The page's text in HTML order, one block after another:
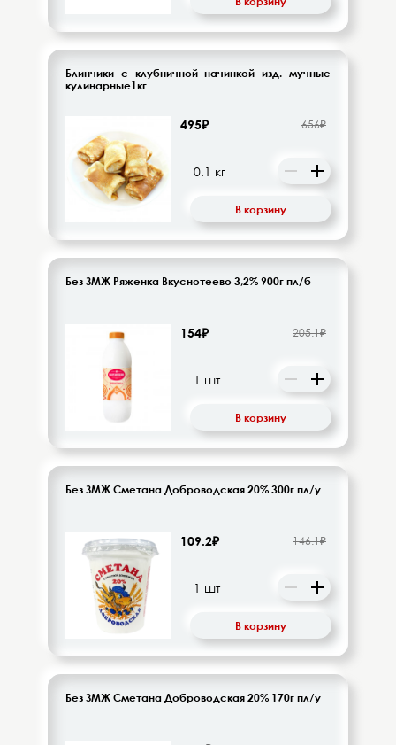
Десерты, напитки молочные
Диетическое питание
Изделия кондитерские
Орехи, цукаты, драже
Кофе и кофейные напитки
Детское питание
Овощи-фрукты
Сопутствующие товары
Блинчики с клубничной начинкой изд. мучные
кулинарные1кг
495₽ 656₽
В корзину
Без ЗМЖ Ряженка Вкуснотеево 3,2% 900г пл/б
154₽ 205.1₽
В корзину
Без ЗМЖ Сметана Доброводская 20% 300г пл/у
109.2₽ 146.1₽
В корзину
Без ЗМЖ Сметана Доброводская 20% 170г пл/у